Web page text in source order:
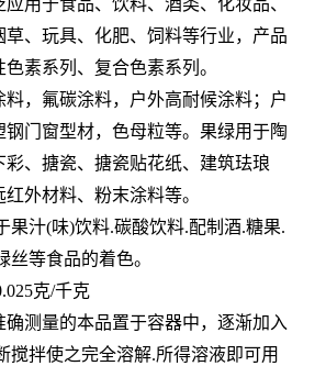
草、玩具、化肥、饲料等行业，产品
素系列、复合色素系列。
料，氟碳涂料，户外高耐候涂料；户
钢门窗型材，色母粒等。果绿用于陶
彩、搪瓷、搪瓷贴花纸、建筑珐琅
外材料、粉末涂料等。
果汁(味)饮料.碳酸饮料.配制酒.糖果.
丝等食品的着色。
克/千克
确测量的本品置于容器中，逐渐加入
搅拌使之完全溶解.所得溶液即可用